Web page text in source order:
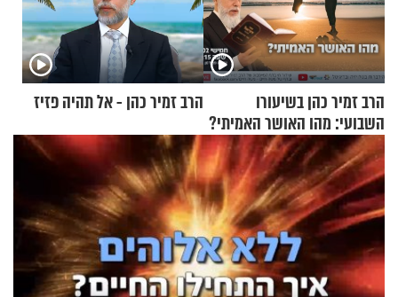
הרב זמיר כהן בשיעורו
השבועי: מהו האושר האמיתי?
הרב זמיר כהן - אל תהיה פזיז